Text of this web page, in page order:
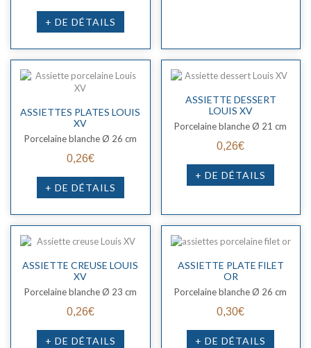
+ DE DÉTAILS
ASSIETTES PLATES LOUIS
XV
Porcelaine blanche Ø 26 cm
0,26€
+ DE DÉTAILS
ASSIETTE DESSERT
LOUIS XV
Porcelaine blanche Ø 21 cm
0,26€
+ DE DÉTAILS
ASSIETTE CREUSE LOUIS
XV
Porcelaine blanche Ø 23 cm
0,26€
+ DE DÉTAILS
ASSIETTE PLATE FILET
OR
Porcelaine blanche Ø 26 cm
0,30€
+ DE DÉTAILS